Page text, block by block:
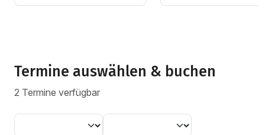
Termine auswählen & buchen
2 Termine verfügbar